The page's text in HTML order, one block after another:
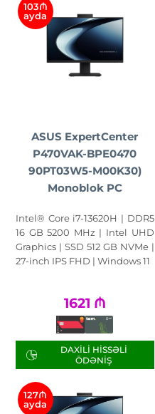
103₼
ayda
ASUS ExpertCenter
P470VAK-BPE0470
90PT03W5-M00K30)
Monoblok PC
Intel® Core i7-13620H | DDR5
16 GB 5200 MHz | Intel UHD
Graphics | SSD 512 GB NVMe |
27-inch IPS FHD | Windows 11
1621 ₼
DAXILI HISSƏLI
ÖDƏNIŞ
127₼
ayda